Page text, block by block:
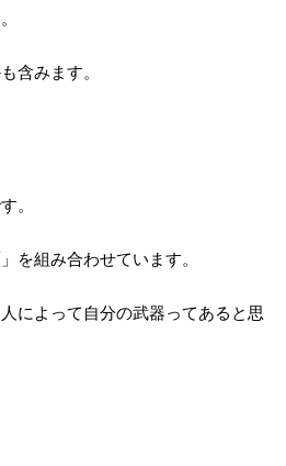
含みます。
。
を組み合わせています。
によって自分の武器ってあると思